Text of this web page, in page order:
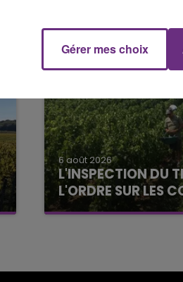
6 août 2026
L'INSPECTION DU
L'ORDRE SUR LES
Alors que les dates
10h00 - 14h00
Gérer mes choix